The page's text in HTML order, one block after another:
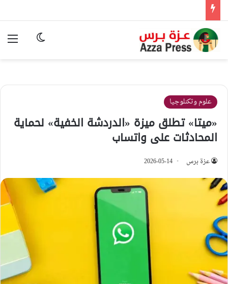
الوضع
علوم وتكنلوجيا
«ميتا» تطلق ميزة «الدردشة الخفية» لحماية
المحادثات على واتساب
عزة برس 2026-05-14